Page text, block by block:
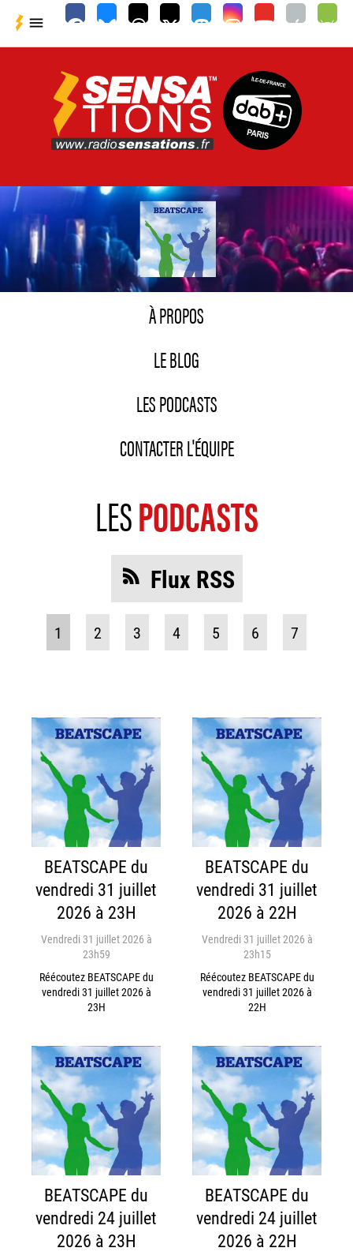

À PROPOS
LE BLOG
LES PODCASTS
CONTACTER L'ÉQUIPE
LESPODCASTS
Flux RSS
1 2 3 4 5 6 7
BEATSCAPE du
vendredi 31 juillet
2026 à 23H
Vendredi 31 juillet 2026 à
23h59
Réécoutez BEATSCAPE du
vendredi 31 juillet 2026 à
23H
BEATSCAPE du
vendredi 31 juillet
2026 à 22H
Vendredi 31 juillet 2026 à
23h15
Réécoutez BEATSCAPE du
vendredi 31 juillet 2026 à
22H
BEATSCAPE du
vendredi 24 juillet
2026 à 23H
BEATSCAPE du
vendredi 24 juillet
2026 à 22H